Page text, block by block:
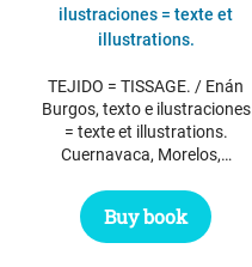
ilustraciones = texte et
illustrations.
TEJIDO = TISSAGE. / Enán
Burgos, texto e ilustraciones
= texte et illustrations.
Cuernavaca, Morelos,…
Buy book